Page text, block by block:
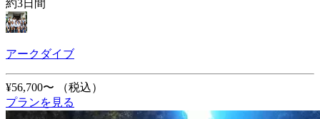
約3日間
アークダイブ
¥56,700〜
（税込）
プランを見る